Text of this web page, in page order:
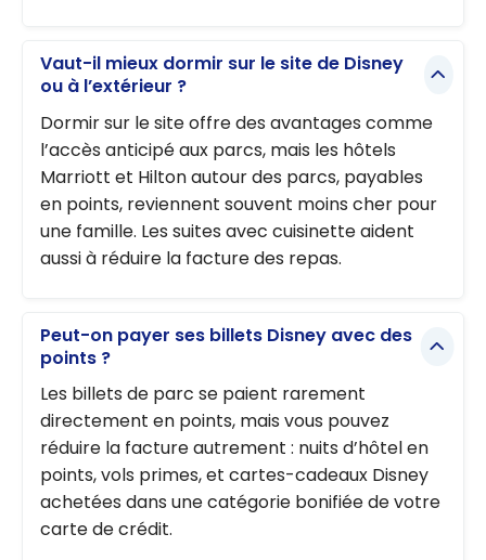
Vaut-il mieux dormir sur le site de Disney
ou à l’extérieur ?
Dormir sur le site offre des avantages comme
l’accès anticipé aux parcs, mais les hôtels
Marriott et Hilton autour des parcs, payables
en points, reviennent souvent moins cher pour
une famille. Les suites avec cuisinette aident
aussi à réduire la facture des repas.
Peut-on payer ses billets Disney avec des
points ?
Les billets de parc se paient rarement
directement en points, mais vous pouvez
réduire la facture autrement : nuits d’hôtel en
points, vols primes, et cartes-cadeaux Disney
achetées dans une catégorie bonifiée de votre
carte de crédit.